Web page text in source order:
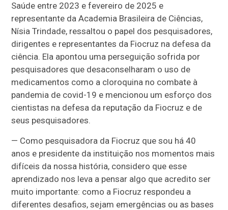
Saúde entre 2023 e fevereiro de 2025 e
representante da Academia Brasileira de Ciências,
Nísia Trindade, ressaltou o papel dos pesquisadores,
dirigentes e representantes da Fiocruz na defesa da
ciência. Ela apontou uma perseguição sofrida por
pesquisadores que desaconselharam o uso de
medicamentos como a cloroquina no combate à
pandemia de covid-19 e mencionou um esforço dos
cientistas na defesa da reputação da Fiocruz e de
seus pesquisadores.
— Como pesquisadora da Fiocruz que sou há 40
anos e presidente da instituição nos momentos mais
difíceis da nossa história, considero que esse
aprendizado nos leva a pensar algo que acredito ser
muito importante: como a Fiocruz respondeu a
diferentes desafios, sejam emergências ou as bases